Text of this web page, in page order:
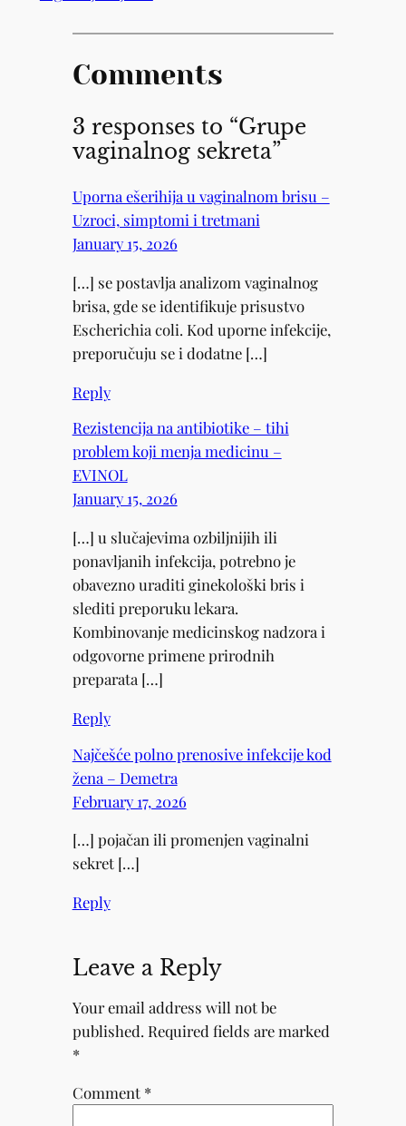
Comments
3 responses to “Grupe
vaginalnog sekreta”
Uporna ešerihija u vaginalnom brisu –
Uzroci, simptomi i tretmani
January 15, 2026
[…] se postavlja analizom vaginalnog
brisa, gde se identifikuje prisustvo
Escherichia coli. Kod uporne infekcije,
preporučuju se i dodatne […]
Reply
Rezistencija na antibiotike – tihi
problem koji menja medicinu –
EVINOL
January 15, 2026
[…] u slučajevima ozbiljnijih ili
ponavljanih infekcija, potrebno je
obavezno uraditi ginekološki bris i
slediti preporuku lekara.
Kombinovanje medicinskog nadzora i
odgovorne primene prirodnih
preparata […]
Reply
Najčešće polno prenosive infekcije kod
žena – Demetra
February 17, 2026
[…] pojačan ili promenjen vaginalni
sekret […]
Reply
Leave a Reply
Your email address will not be
published. Required fields are marked
*
Comment *